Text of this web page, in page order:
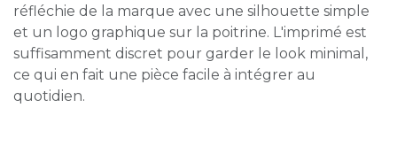
réfléchie de la marque avec une silhouette simple
et un logo graphique sur la poitrine. L'imprimé est
suffisamment discret pour garder le look minimal,
ce qui en fait une pièce facile à intégrer au
quotidien.